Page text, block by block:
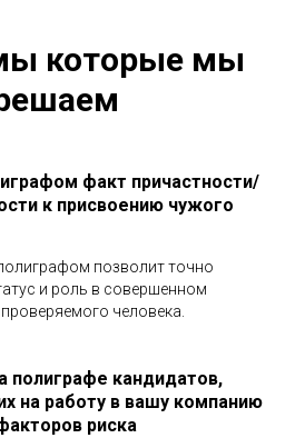
которые мы
факт причастности/
к присвоению чужого
позволит точно
и роль в совершенном
человека.
полиграфе кандидатов,
на работу в вашу компанию
риска